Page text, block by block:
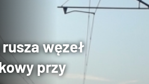
węzeł
przy